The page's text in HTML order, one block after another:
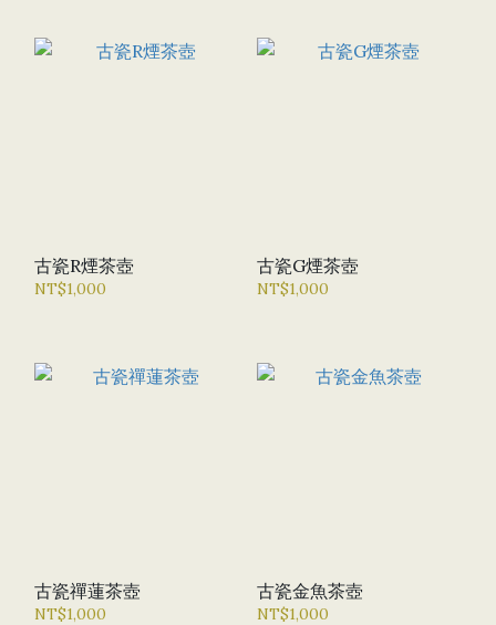
古瓷R煙茶壺
NT$1,000
古瓷G煙茶壺
NT$1,000
古瓷禪蓮茶壺
NT$1,000
古瓷金魚茶壺
NT$1,000